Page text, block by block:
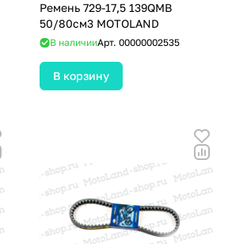
Ремень 729-17,5 139QMB
50/80см3 MOTOLAND
В наличииАрт. 00000002535
В корзину